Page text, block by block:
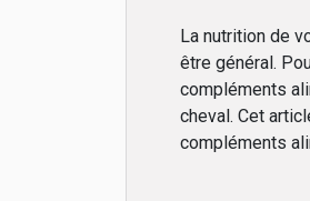
La nutrition de
être général.
compléments
cheval. Cet
compléments